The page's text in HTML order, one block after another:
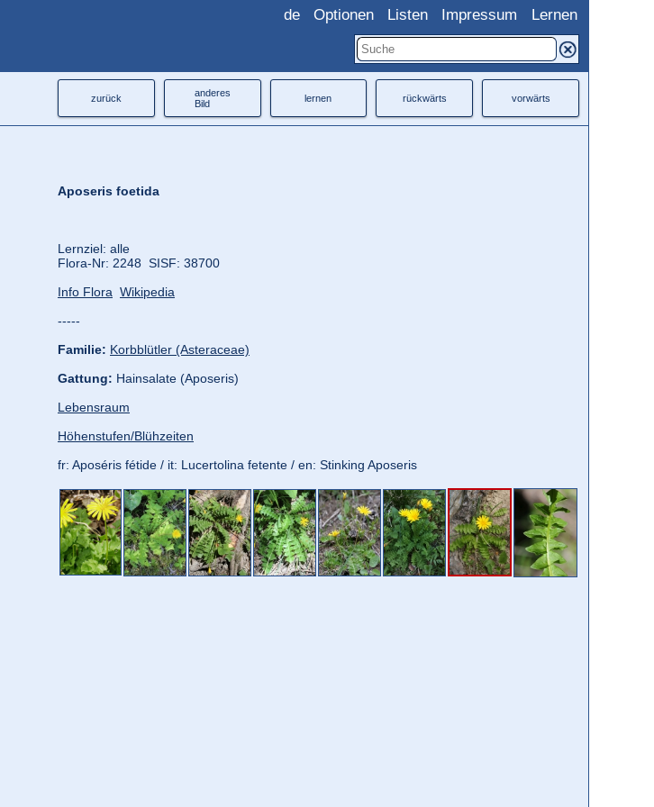
de Optionen Listen Impressum Lernen
zurück
anderes
Bild
lernen rückwärts vorwärts
Aposeris foetida
Lernziel: alle
Flora‑Nr: 2248 SISF: 38700
Info Flora Wikipedia
-----
Familie: Korbblütler (Asteraceae)
Gattung: Hainsalate (Aposeris)
Lebensraum
Höhenstufen/Blühzeiten
fr: Aposéris fétide / it: Lucertolina fetente / en: Stinking Aposeris